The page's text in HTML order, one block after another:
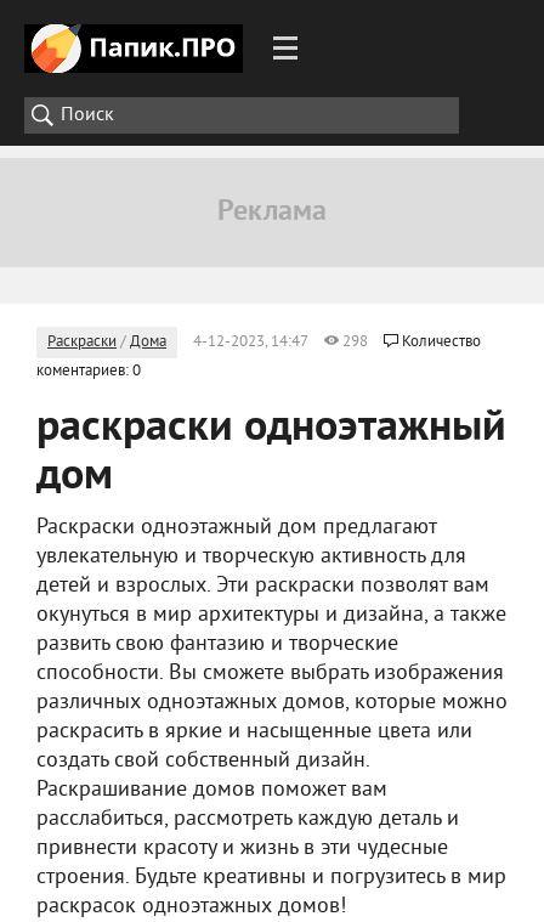
Раскраски /Дома 4-12-2023, 14:47 298
Количество
коментариев: 0
раскраски одноэтажный
дом
Раскраски одноэтажный дом предлагают
увлекательную и творческую активность для
детей и взрослых. Эти раскраски позволят вам
окунуться в мир архитектуры и дизайна, а также
развить свою фантазию и творческие
способности. Вы сможете выбрать изображения
различных одноэтажных домов, которые можно
раскрасить в яркие и насыщенные цвета или
создать свой собственный дизайн.
Раскрашивание домов поможет вам
расслабиться, рассмотреть каждую деталь и
привнести красоту и жизнь в эти чудесные
строения. Будьте креативны и погрузитесь в мир
раскрасок одноэтажных домов!